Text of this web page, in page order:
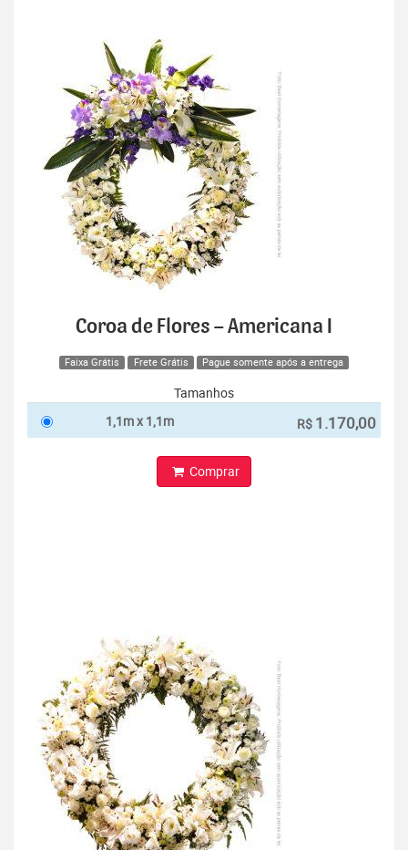
Coroa de Flores – Americana I
Faixa Grátis Frete Grátis Pague somente após a entrega
Tamanhos
1,1m x 1,1m
R$ 1.170,00
Comprar